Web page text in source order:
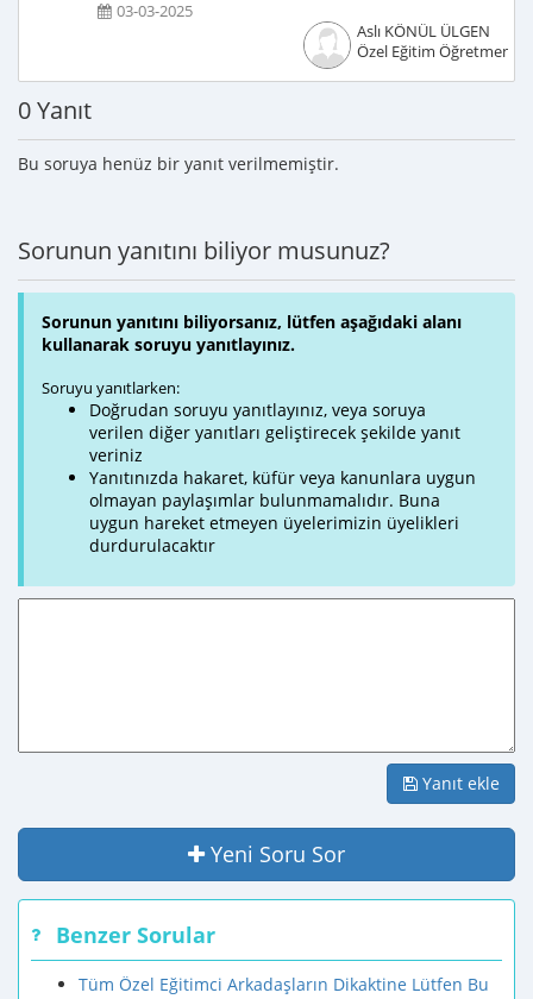
03-03-2025
Aslı KÖNÜL ÜLGEN
Özel Eğitim Öğretmeni
0 Yanıt
Bu soruya henüz bir yanıt verilmemiştir.
Sorunun yanıtını biliyor musunuz?
Sorunun yanıtını biliyorsanız, lütfen aşağıdaki alanı
kullanarak soruyu yanıtlayınız.
Soruyu yanıtlarken:
Doğrudan soruyu yanıtlayınız, veya soruya
verilen diğer yanıtları geliştirecek şekilde yanıt
veriniz
Yanıtınızda hakaret, küfür veya kanunlara uygun
olmayan paylaşımlar bulunmamalıdır. Buna
uygun hareket etmeyen üyelerimizin üyelikleri
durdurulacaktır
Yanıt ekle
Yeni Soru Sor
Benzer Sorular
Tüm Özel Eğitimci Arkadaşların Dikaktine Lütfen Bu